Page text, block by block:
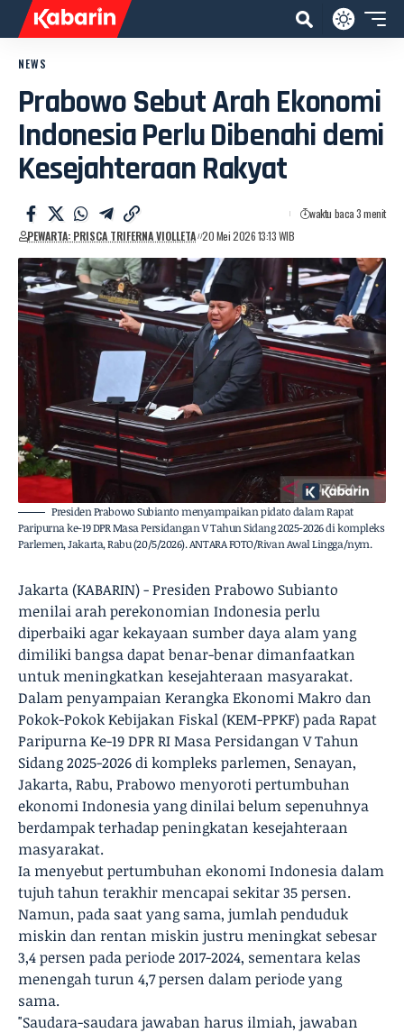
NEWS
Prabowo Sebut Arah Ekonomi
Indonesia Perlu Dibenahi demi
Kesejahteraan Rakyat
PEWARTA: PRISCA TRIFERNA VIOLLETA 20 Mei 2026 13:13 WIB
waktu baca 3 menit
Presiden Prabowo Subianto menyampaikan pidato dalam Rapat
Paripurna ke-19 DPR Masa Persidangan V Tahun Sidang 2025-2026 di kompleks
Parlemen, Jakarta, Rabu (20/5/2026). ANTARA FOTO/Rivan Awal Lingga/nym.
Jakarta (KABARIN) - Presiden Prabowo Subianto
menilai arah perekonomian Indonesia perlu
diperbaiki agar kekayaan sumber daya alam yang
dimiliki bangsa dapat benar-benar dimanfaatkan
untuk meningkatkan kesejahteraan masyarakat.
Dalam penyampaian Kerangka Ekonomi Makro dan
Pokok-Pokok Kebijakan Fiskal (KEM-PPKF) pada Rapat
Paripurna Ke-19 DPR RI Masa Persidangan V Tahun
Sidang 2025-2026 di kompleks parlemen, Senayan,
Jakarta, Rabu, Prabowo menyoroti pertumbuhan
ekonomi Indonesia yang dinilai belum sepenuhnya
berdampak terhadap peningkatan kesejahteraan
masyarakat.
Ia menyebut pertumbuhan ekonomi Indonesia dalam
tujuh tahun terakhir mencapai sekitar 35 persen.
Namun, pada saat yang sama, jumlah penduduk
miskin dan rentan miskin justru meningkat sebesar
3,4 persen pada periode 2017-2024, sementara kelas
menengah turun 4,7 persen dalam periode yang
sama.
"Saudara-saudara jawaban harus ilmiah, jawaban